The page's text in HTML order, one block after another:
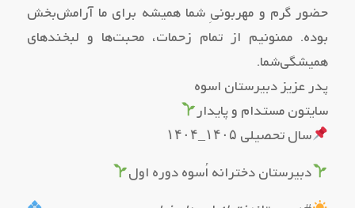
حضور گرم و مهربونیِ شما همیشه برای ما آرامش‌بخش
بوده. ممنونیم از تمام زحمات، محبت‌ها و لبخندهای
همیشگی‌شما.
پدر عزیز دبیرستان اسوه
سایتون مستدام و پایدار
سال تحصیلی ۱۴۰۵_۱۴۰۴
دبیرستان دخترانه اُسوه دوره اول